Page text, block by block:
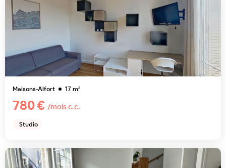
Maisons-Alfort 17m²
780 € /mois c.c.
Studio